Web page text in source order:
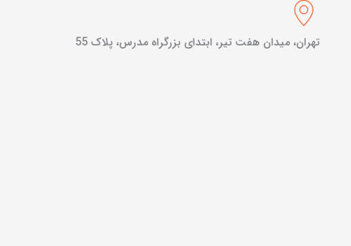
تهران، میدان هفت تیر، ابتدای بزرگراه مدرس، پلاک 55